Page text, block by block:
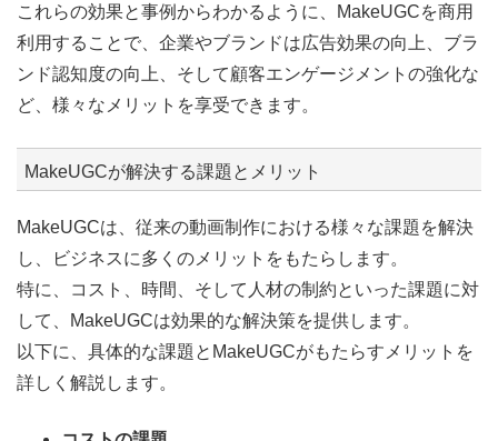
これらの効果と事例からわかるように、MakeUGCを商用
利用することで、企業やブランドは広告効果の向上、ブラ
ンド認知度の向上、そして顧客エンゲージメントの強化な
ど、様々なメリットを享受できます。
MakeUGCが解決する課題とメリット
MakeUGCは、従来の動画制作における様々な課題を解決
し、ビジネスに多くのメリットをもたらします。
特に、コスト、時間、そして人材の制約といった課題に対
して、MakeUGCは効果的な解決策を提供します。
以下に、具体的な課題とMakeUGCがもたらすメリットを
詳しく解説します。